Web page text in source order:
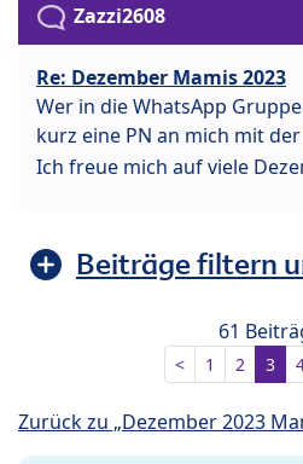
Zazzi2608
Re: Dezember Mamis 2023
Wer in die WhatsApp
kurz eine PN an mich mit
Ich freue mich auf viele
Beiträge filtern
61
< 1 2 3
Zurück zu „Dezember 2023